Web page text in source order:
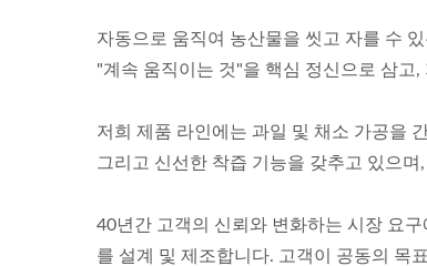
자동으로 움직여 농산물을 씻고 자를 수
"계속 움직이는 것"을 핵심 정신으로 삼고
저희 제품 라인에는 과일 및 채소 가공을
그리고 신선한 착즙 기능을 갖추고 있으
40년간 고객의 신뢰와 변화하는 시장 요
를 설계 및 제조합니다. 고객이 공동의 목